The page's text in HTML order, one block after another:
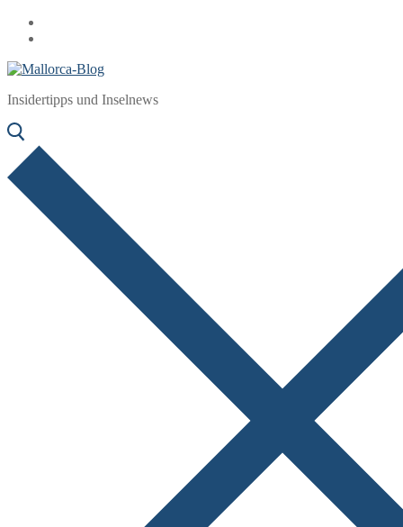
Zum
Inhalt
Menü
Schließen
Insidertipps und Inselnews